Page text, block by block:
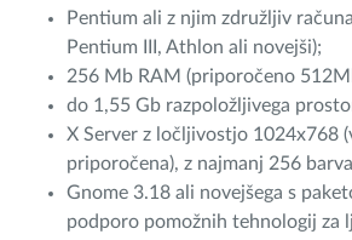
Pentium ali z njim združljiv
Pentium III, Athlon ali novejši);
256 Mb RAM (priporočeno
do 1,55 Gb razpoložljivega
X Server z ločljivostjo 1024x768
priporočena), z najmanj 256
Gnome 3.18 ali novejšega s
podporo pomožnih tehnologij za